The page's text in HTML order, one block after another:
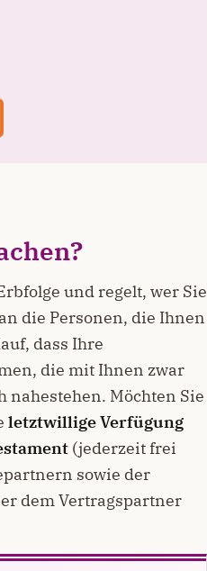
und regelt, wer Sie
die Personen, die Ihnen
dass Ihre
die mit Ihnen zwar
Möchten Sie
letztwillige Verfügung
(jederzeit frei
sowie der
dem Vertragspartner